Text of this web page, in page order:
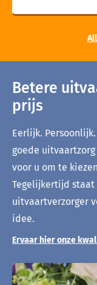
Betere
prijs
Eerlijk.
goede
voor u om te
Tegelijkertijd staat
uitvaartverzorger
idee.
Ervaar hier onze